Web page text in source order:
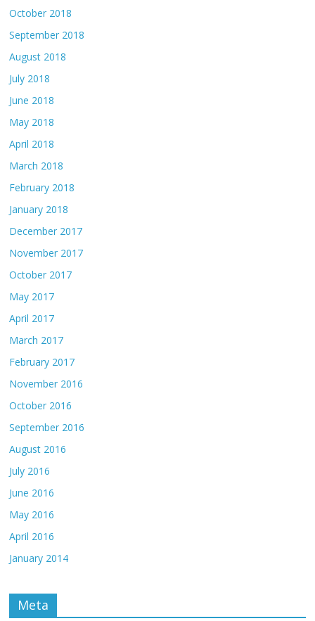
October 2018
September 2018
August 2018
July 2018
June 2018
May 2018
April 2018
March 2018
February 2018
January 2018
December 2017
November 2017
October 2017
May 2017
April 2017
March 2017
February 2017
November 2016
October 2016
September 2016
August 2016
July 2016
June 2016
May 2016
April 2016
January 2014
Meta